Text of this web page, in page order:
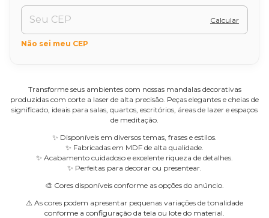
Calcular
Não sei meu CEP
Transforme seus ambientes com nossas mandalas decorativas
produzidas com corte a laser de alta precisão. Peças elegantes e cheias de
significado, ideais para salas, quartos, escritórios, áreas de lazer e espaços
de meditação.
✨ Disponíveis em diversos temas, frases e estilos.
✨ Fabricadas em MDF de alta qualidade.
✨ Acabamento cuidadoso e excelente riqueza de detalhes.
✨ Perfeitas para decorar ou presentear.
🎨 Cores disponíveis conforme as opções do anúncio.
⚠️ As cores podem apresentar pequenas variações de tonalidade
conforme a configuração da tela ou lote do material.